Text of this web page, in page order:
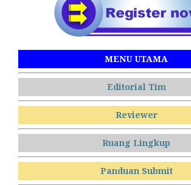
MENU UTAMA
Editorial Tim
Reviewer
Ruang Lingkup
Panduan Submit